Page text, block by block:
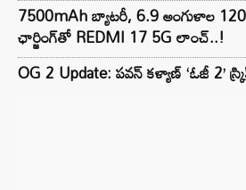
7500mAh బ్యాటరీ, 6.9 అంగుళాల
ఛార్జింగ్‌తో REDMI 17 5G లాంచ్..!
OG 2 Update: పవన్ కళ్యాణ్ ‘ఓజీ 2’